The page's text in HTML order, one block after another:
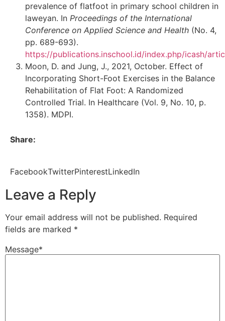
prevalence of flatfoot in primary school children in
laweyan. In Proceedings of the International
Conference on Applied Science and Health (No. 4,
pp. 689-693).
https://publications.inschool.id/index.php/icash/
Moon, D. and Jung, J., 2021, October. Effect of
Incorporating Short-Foot Exercises in the Balance
Rehabilitation of Flat Foot: A Randomized
Controlled Trial. In Healthcare (Vol. 9, No. 10, p.
1358). MDPI.
Share:
FacebookTwitterPinterestLinkedIn
Leave a Reply
Your email address will not be published. Required
fields are marked *
Message*